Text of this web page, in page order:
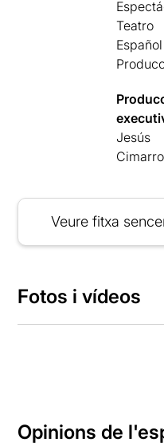
Teatro
Español
Jesús
Cimarro
Veure fitxa
Fotos i vídeos
Opinions de